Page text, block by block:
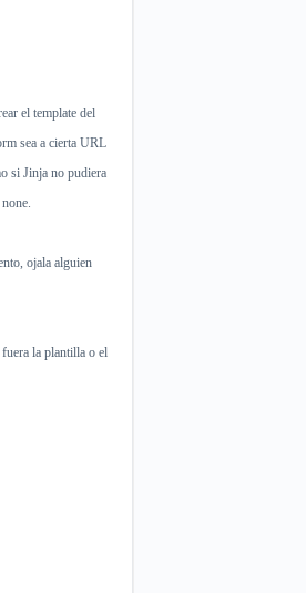
el template del
sea a cierta URL
si Jinja no pudiera
ojala alguien
la plantilla o el